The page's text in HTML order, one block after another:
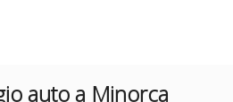
auto a Minorca